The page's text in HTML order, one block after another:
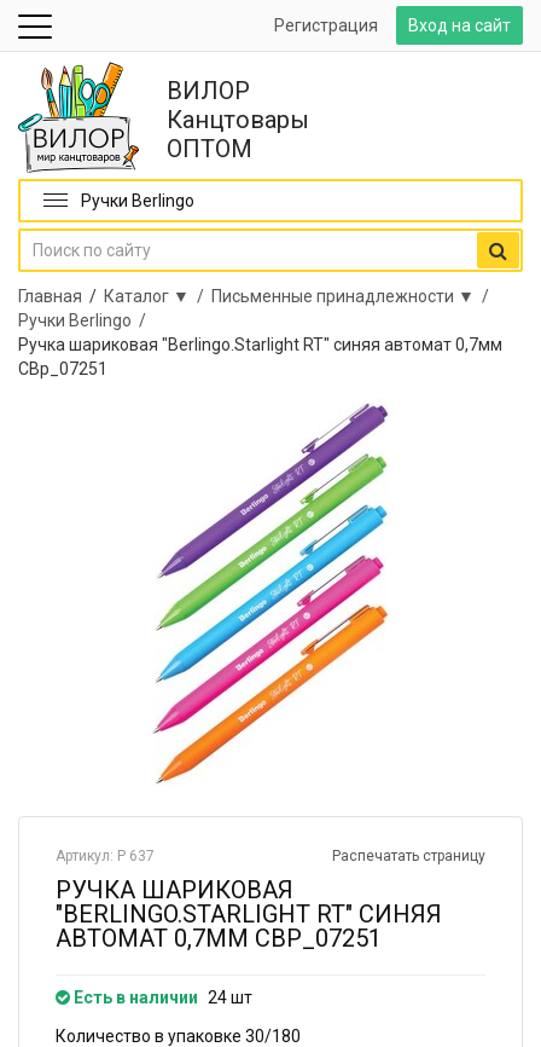
Вход на сайт
Регистрация
ВИЛОР
Канцтовары
ОПТОМ
Ручки Berlingo
Главная / Каталог ▼ / Письменные принадлежности ▼ /
Ручки Berlingo /
Ручка шариковая "Berlingo.Starlight RT" синяя автомат 0,7мм
СВр_07251
Распечатать страницу
Артикул: Р 637
РУЧКА ШАРИКОВАЯ
"BERLINGO.STARLIGHT RT" СИНЯЯ
АВТОМАТ 0,7ММ СВР_07251
Есть в наличии 24 шт
Количество в упаковке 30/180